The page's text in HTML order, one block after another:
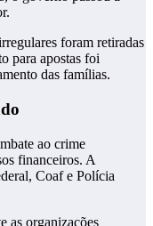
foram retiradas
para apostas foi
das famílias.
ao crime
financeiros. A
Coaf e Polícia
as organizações